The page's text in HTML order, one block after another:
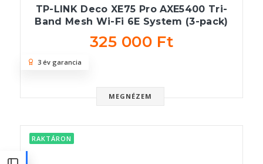
TP-LINK Deco XE75 Pro AXE5400 Tri-
Band Mesh Wi-Fi 6E System (3-pack)
325 000 Ft
MEGNÉZEM
3 év garancia
RAKTÁRON